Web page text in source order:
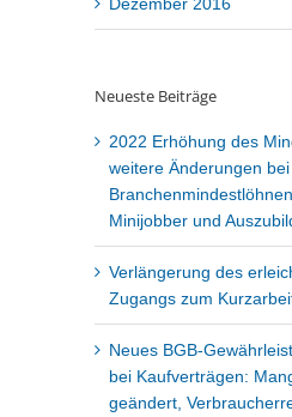
Neueste Beiträge
2022 Erhöhung des
weitere Änderungen bei
Minijobber und
Verlängerung des
Zugangs zum
Neues BGB-
bei Kaufverträgen:
geändert,